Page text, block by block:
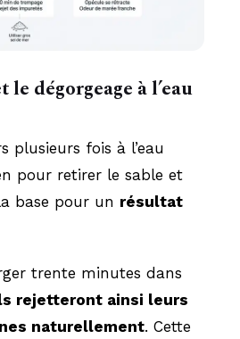
le dégorgeage à l’eau
plusieurs fois à l’eau
pour retirer le sable et
base pour un résultat
trente minutes dans
rejetteront ainsi leurs
naturellement. Cette